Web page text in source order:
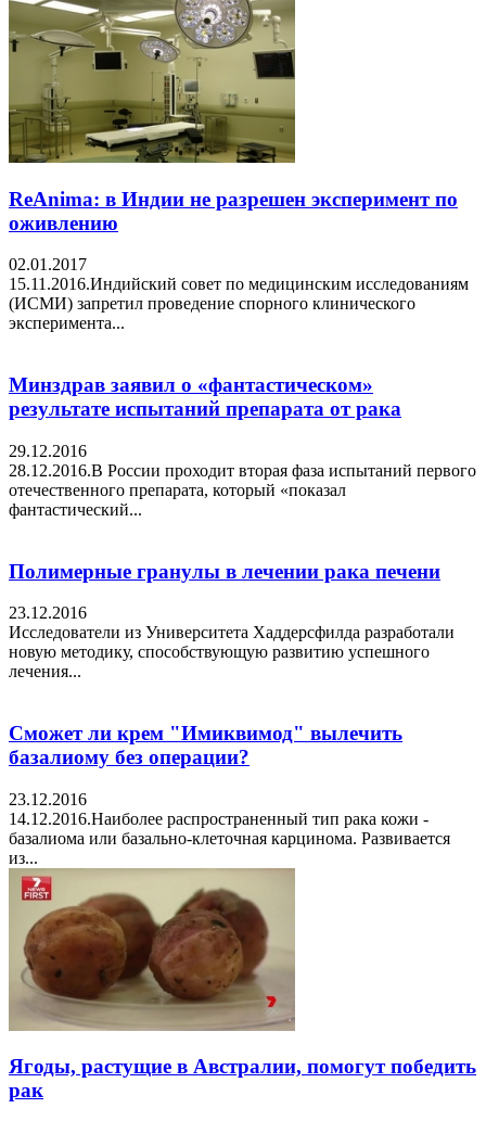
ReAnima: в Индии не разрешен эксперимент по
оживлению
02.01.2017
15.11.2016.Индийский совет по медицинским исследованиям
(ИСМИ) запретил проведение спорного клинического
эксперимента...
Минздрав заявил о «фантастическом»
результате испытаний препарата от рака
29.12.2016
28.12.2016.В России проходит вторая фаза испытаний первого
отечественного препарата, который «показал
фантастический...
Полимерные гранулы в лечении рака печени
23.12.2016
Исследователи из Университета Хаддерсфилда разработали
новую методику, способствующую развитию успешного
лечения...
Сможет ли крем "Имиквимод" вылечить
базалиому без операции?
23.12.2016
14.12.2016.Наиболее распространенный тип рака кожи -
базалиома или базально-клеточная карцинома. Развивается
из...
Ягоды, растущие в Австралии, помогут победить
рак